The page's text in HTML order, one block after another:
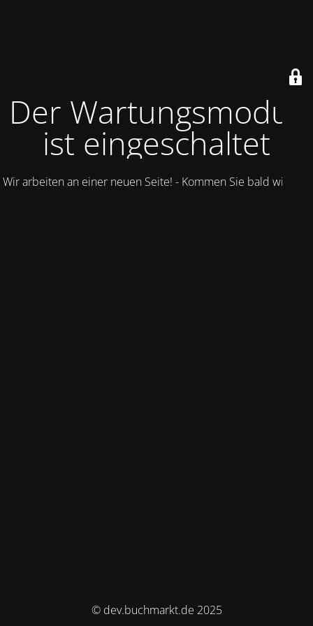
Der Wartungsmodus
ist eingeschaltet
Wir arbeiten an einer neuen Seite! - Kommen Sie bald wieder.
© dev.buchmarkt.de 2025